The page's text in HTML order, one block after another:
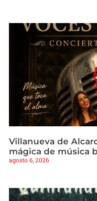
Villanueva de
mágica de música
agosto 6, 2026